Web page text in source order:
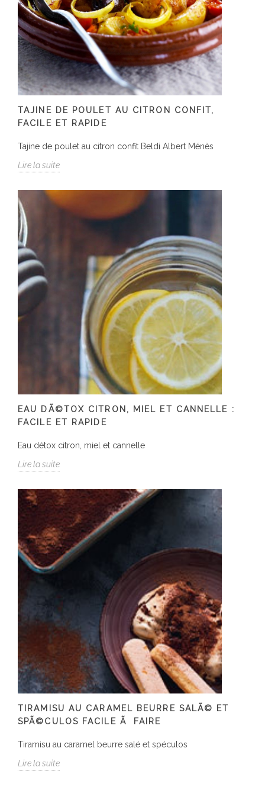
TAJINE DE POULET AU CITRON CONFIT,
FACILE ET RAPIDE
Tajine de poulet au citron confit Beldi Albert Ménès
Lire la suite
EAU DÃ©TOX CITRON, MIEL ET CANNELLE :
FACILE ET RAPIDE
Eau détox citron, miel et cannelle
Lire la suite
TIRAMISU AU CARAMEL BEURRE SALÃ© ET
SPÃ©CULOS FACILE Ã FAIRE
Tiramisu au caramel beurre salé et spéculos
Lire la suite